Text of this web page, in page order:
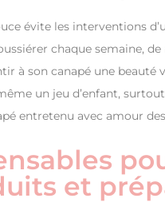
évite les interventions
chaque semaine,
à son canapé une
un jeu d’enfant,
entretenu avec amour
et